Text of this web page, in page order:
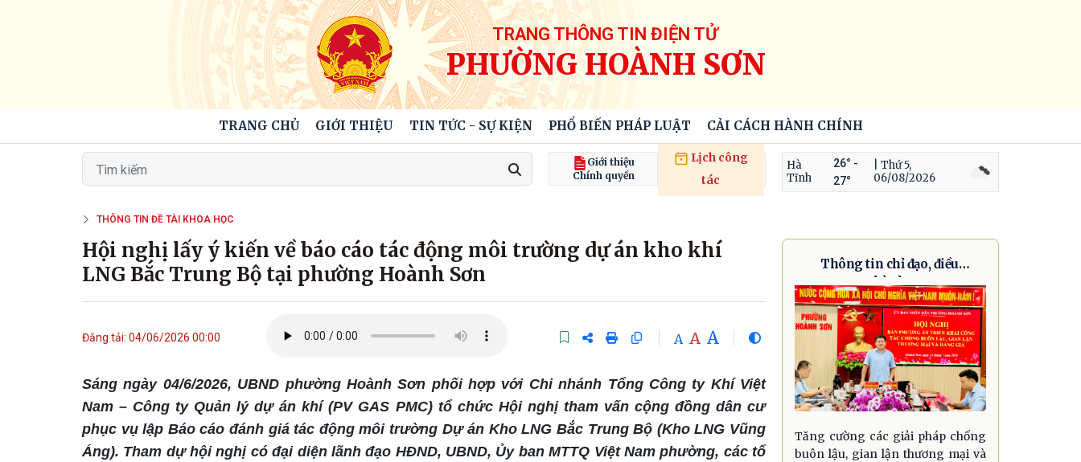
TRANG THÔNG TIN ĐIỆN TỬ
PHƯỜNG HOÀNH SƠN
TRANG CHỦ GIỚI THIỆU TIN TỨC - SỰ KIỆN PHỔ BIẾN PHÁP LUẬT CẢI CÁCH HÀNH CHÍNH
Giới thiệu
Chính quyền
Lịch công
tác
Hà
Tĩnh
26° -
27°
| Thứ 5,
06/08/2026
THÔNG TIN ĐỀ TÀI KHOA HỌC
Hội nghị lấy ý kiến về báo cáo tác động môi trường dự án kho khí
LNG Bắc Trung Bộ tại phường Hoành Sơn
Đăng tải: 04/06/2026 00:00 A A A
Sáng ngày 04/6/2026, UBND phường Hoành Sơn phối hợp với Chi nhánh Tổng Công ty Khí Việt
Nam – Công ty Quản lý dự án khí (PV GAS PMC) tổ chức Hội nghị tham vấn cộng đồng dân cư
phục vụ lập Báo cáo đánh giá tác động môi trường Dự án Kho LNG Bắc Trung Bộ (Kho LNG Vũng
Áng). Tham dự hội nghị có đại diện lãnh đạo HĐND, UBND, Ủy ban MTTQ Việt Nam phường, các tổ
Thông tin chỉ đạo, điều
hành
Tăng cường các giải pháp chống
buôn lậu, gian lận thương mại và